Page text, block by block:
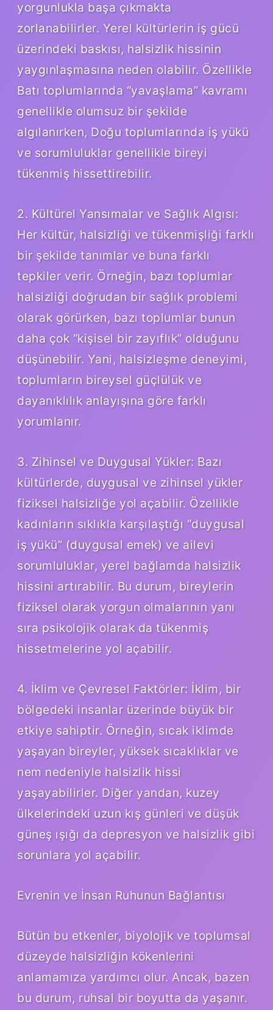
yorgunlukla başa çıkmakta
zorlanabilirler. Yerel kültürlerin iş gücü
üzerindeki baskısı, halsizlik hissinin
yaygınlaşmasına neden olabilir. Özellikle
Batı toplumlarında “yavaşlama” kavramı
genellikle olumsuz bir şekilde
algılanırken, Doğu toplumlarında iş yükü
ve sorumluluklar genellikle bireyi
tükenmiş hissettirebilir.
2. Kültürel Yansımalar ve Sağlık Algısı:
Her kültür, halsizliği ve tükenmişliği farklı
bir şekilde tanımlar ve buna farklı
tepkiler verir. Örneğin, bazı toplumlar
halsizliği doğrudan bir sağlık problemi
olarak görürken, bazı toplumlar bunun
daha çok “kişisel bir zayıflık” olduğunu
düşünebilir. Yani, halsizleşme deneyimi,
toplumların bireysel güçlülük ve
dayanıklılık anlayışına göre farklı
yorumlanır.
3. Zihinsel ve Duygusal Yükler: Bazı
kültürlerde, duygusal ve zihinsel yükler
fiziksel halsizliğe yol açabilir. Özellikle
kadınların sıklıkla karşılaştığı “duygusal
iş yükü” (duygusal emek) ve ailevi
sorumluluklar, yerel bağlamda halsizlik
hissini artırabilir. Bu durum, bireylerin
fiziksel olarak yorgun olmalarının yanı
sıra psikolojik olarak da tükenmiş
hissetmelerine yol açabilir.
4. İklim ve Çevresel Faktörler: İklim, bir
bölgedeki insanlar üzerinde büyük bir
etkiye sahiptir. Örneğin, sıcak iklimde
yaşayan bireyler, yüksek sıcaklıklar ve
nem nedeniyle halsizlik hissi
yaşayabilirler. Diğer yandan, kuzey
ülkelerindeki uzun kış günleri ve düşük
güneş ışığı da depresyon ve halsizlik gibi
sorunlara yol açabilir.
Evrenin ve İnsan Ruhunun Bağlantısı
Bütün bu etkenler, biyolojik ve toplumsal
düzeyde halsizliğin kökenlerini
anlamamıza yardımcı olur. Ancak, bazen
bu durum, ruhsal bir boyutta da yaşanır.